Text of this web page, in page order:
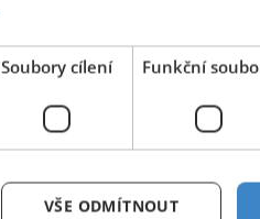
Soubory cílení Funkční
VŠE ODMÍTNOUT